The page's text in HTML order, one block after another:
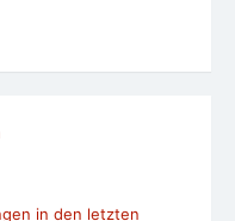
in den letzten